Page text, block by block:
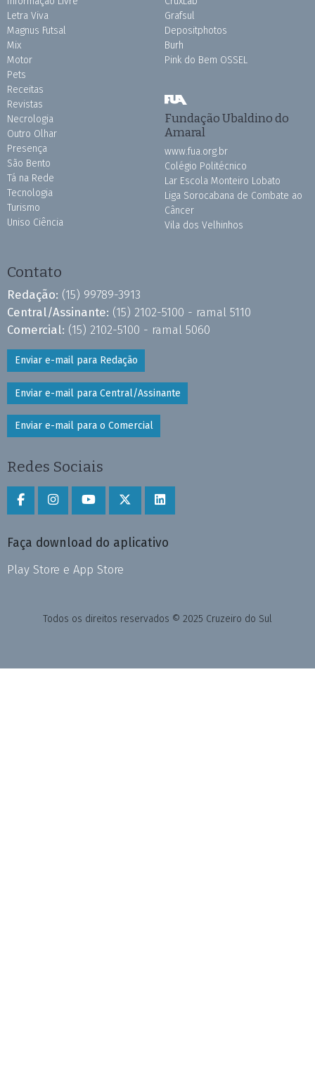
Letra Viva
Magnus Futsal
Mix
Motor
Pets
Receitas
Revistas
Necrologia
Outro Olhar
Presença
São Bento
Tá na Rede
Tecnologia
Turismo
Uniso Ciência
Grafsul
Depositphotos
Burh
Pink do Bem OSSEL
Fundação Ubaldino do
Amaral
www.fua.org.br
Colégio Politécnico
Lar Escola Monteiro Lobato
Liga Sorocabana de Combate ao
Câncer
Vila dos Velhinhos
Contato
Redação: (15) 99789-3913
Central/Assinante: (15) 2102-5100 - ramal 5110
Comercial: (15) 2102-5100 - ramal 5060
Enviar e-mail para Redação
Enviar e-mail para Central/Assinante
Enviar e-mail para o Comercial
Redes Sociais
Faça download do aplicativo
Play Store e App Store
Todos os direitos reservados © 2025 Cruzeiro do Sul